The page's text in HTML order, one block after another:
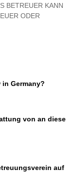
BETREUER KANN
ODER
Germany?
von an diese
auf